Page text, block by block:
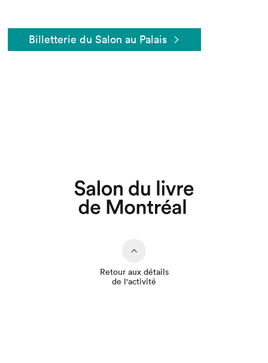
Billetterie du Salon au Palais
Retour aux détails
de l'activité